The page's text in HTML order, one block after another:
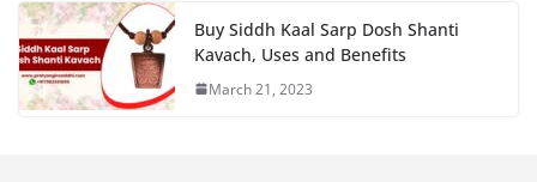
Buy Siddh Kaal Sarp Dosh Shanti
Kavach, Uses and Benefits
March 21, 2023